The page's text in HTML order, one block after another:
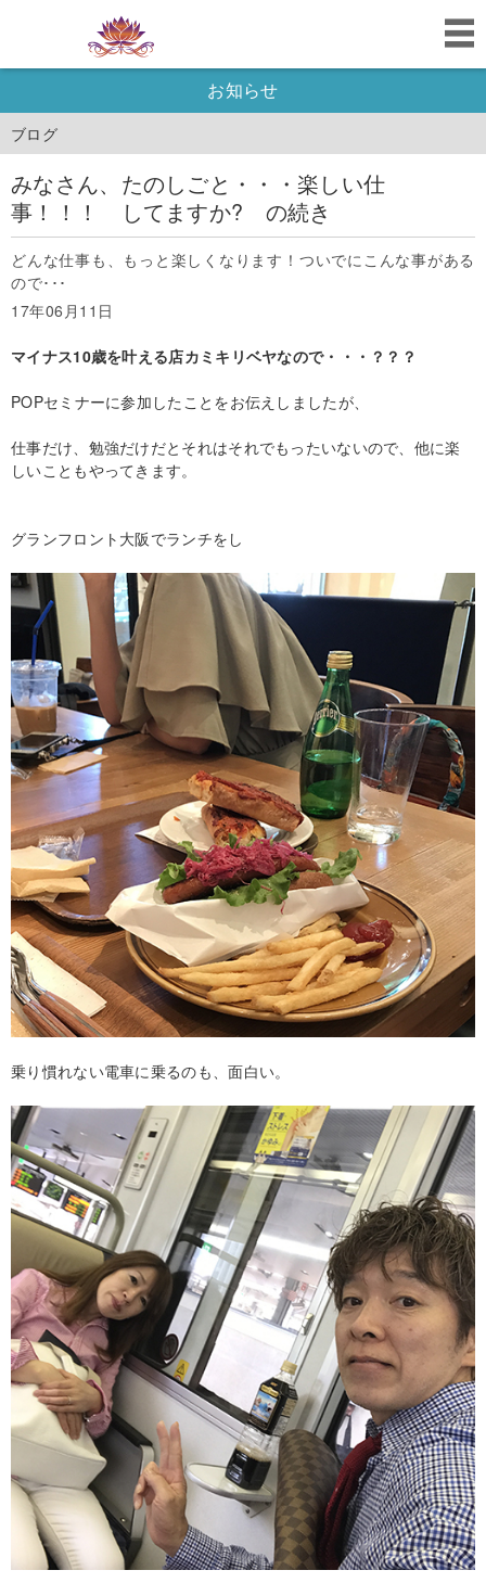
お知らせ
ブログ
みなさん、たのしごと・・・楽しい仕
事！！！ してますか? の続き
どんな仕事も、もっと楽しくなります！ついでにこんな事がある
ので･･･
17年06月11日
マイナス10歳を叶える店カミキリベヤなので・・・？？？
POPセミナーに参加したことをお伝えしましたが、
仕事だけ、勉強だけだとそれはそれでもったいないので、他に楽
しいこともやってきます。
グランフロント大阪でランチをし
乗り慣れない電車に乗るのも、面白い。